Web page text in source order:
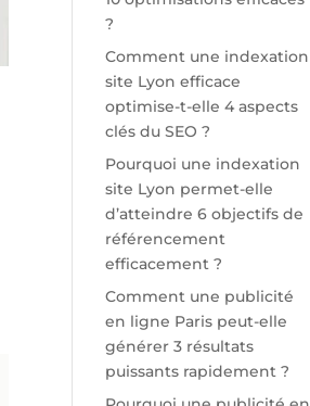
?
Comment une indexation
site Lyon efficace
optimise-t-elle 4 aspects
clés du SEO ?
Pourquoi une indexation
site Lyon permet-elle
d’atteindre 6 objectifs de
référencement
efficacement ?
Comment une publicité
en ligne Paris peut-elle
générer 3 résultats
puissants rapidement ?